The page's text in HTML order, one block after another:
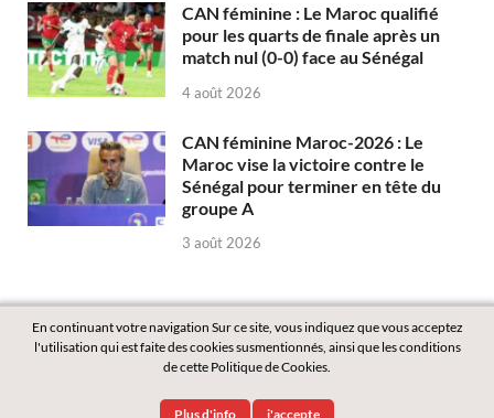
CAN féminine : Le Maroc qualifié
pour les quarts de finale après un
match nul (0-0) face au Sénégal
4 août 2026
CAN féminine Maroc-2026 : Le
Maroc vise la victoire contre le
Sénégal pour terminer en tête du
groupe A
3 août 2026
En continuant votre navigation Sur ce site, vous indiquez que vous acceptez
l'utilisation qui est faite des cookies susmentionnés, ainsi que les conditions
de cette Politique de Cookies.
Plus d'info j'accepte